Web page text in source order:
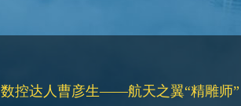
数控达人曹彦生——航天之翼“精雕师”